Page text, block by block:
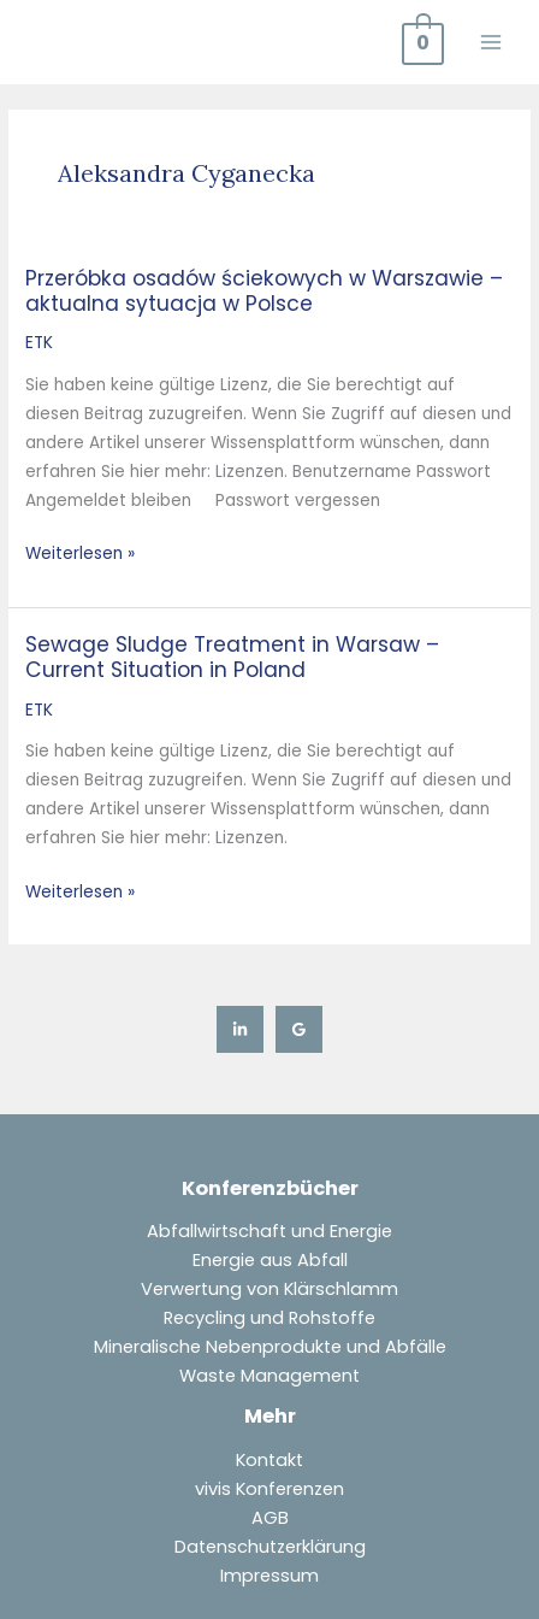
0
Aleksandra Cyganecka
Przeróbka osadów ściekowych w Warszawie –
aktualna sytuacja w Polsce
ETK
Sie haben keine gültige Lizenz, die Sie berechtigt auf
diesen Beitrag zuzugreifen. Wenn Sie Zugriff auf diesen und
andere Artikel unserer Wissensplattform wünschen, dann
erfahren Sie hier mehr: Lizenzen. Benutzername Passwort
Angemeldet bleiben Passwort vergessen
Przeróbka
osadów
ściekowych
Warszawie
–
aktualna
sytuacja
w
Weiterlesen »
Sewage Sludge Treatment in Warsaw –
Current Situation in Poland
ETK
Sie haben keine gültige Lizenz, die Sie berechtigt auf
diesen Beitrag zuzugreifen. Wenn Sie Zugriff auf diesen und
andere Artikel unserer Wissensplattform wünschen, dann
erfahren Sie hier mehr: Lizenzen.
Sewage
Sludge
Treatment
Warsaw
–
Current
Situation
Weiterlesen »
Konferenzbücher
Abfallwirtschaft und Energie
Energie aus Abfall
Verwertung von Klärschlamm
Recycling und Rohstoffe
Mineralische Nebenprodukte und Abfälle
Waste Management
Mehr
Kontakt
vivis Konferenzen
AGB
Datenschutzerklärung
Impressum